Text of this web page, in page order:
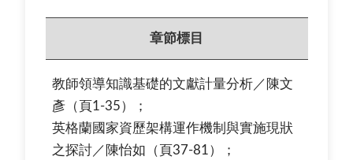
章節標目
教師領導知識基礎的文獻計量分析／陳文
彥（頁1-35）；
英格蘭國家資歷架構運作機制與實施現狀
之探討／陳怡如（頁37-81）；